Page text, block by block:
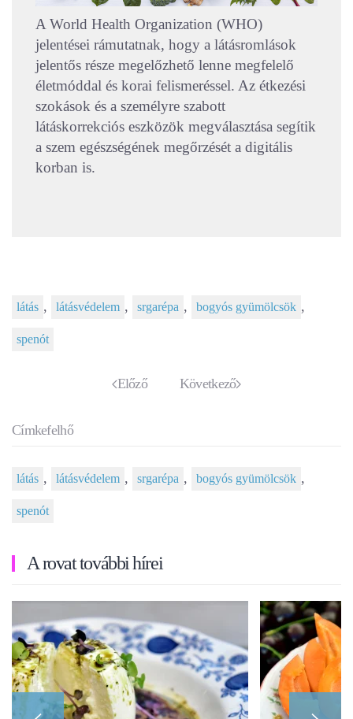
A World Health Organization (WHO)
jelentései rámutatnak, hogy a látásromlások
jelentős része megelőzhető lenne megfelelő
életmóddal és korai felismeréssel. Az étkezési
szokások és a személyre szabott
látáskorrekciós eszközök megválasztása segítik
a szem egészségének megőrzését a digitális
korban is.
látás , látásvédelem , srgarépa , bogyós gyümölcsök ,
spenót
Előző Következő
Címkefelhő
látás , látásvédelem , srgarépa , bogyós gyümölcsök ,
spenót
A rovat további hírei